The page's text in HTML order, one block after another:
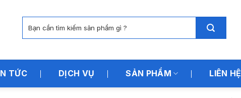
kiếm:
TỨC DỊCH VỤ SẢN PHẨM LIÊN HỆ